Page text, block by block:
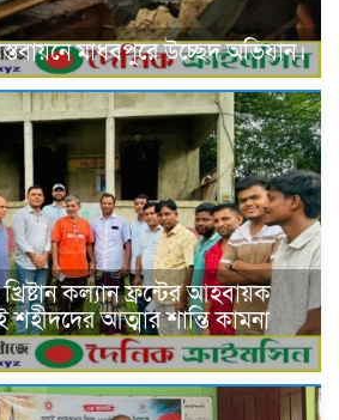
মাধবপুরে উচ্ছেদ অভিযান।
কল্যান ফ্রন্টের আহবায়ক
আত্মার শান্তি কামনা